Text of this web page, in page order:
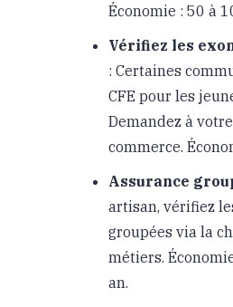
Économie : 50 à
Vérifiez les
: Certaines
CFE pour les
Demandez à
commerce.
Assurance
artisan, vérifiez
groupées via la
métiers.
an.